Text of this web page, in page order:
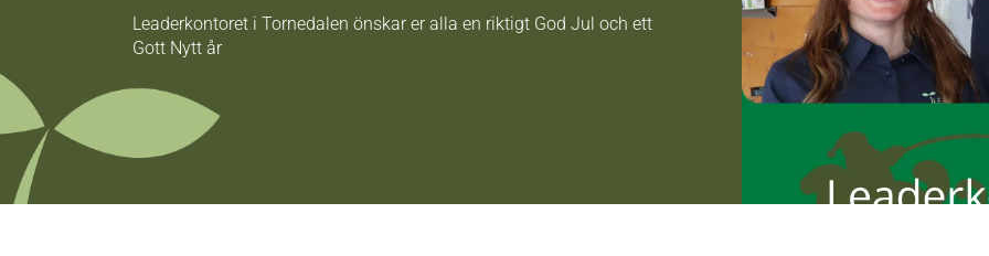
Leaderkontoret i Tornedalen önskar er alla en riktigt God Jul och ett
Gott Nytt år